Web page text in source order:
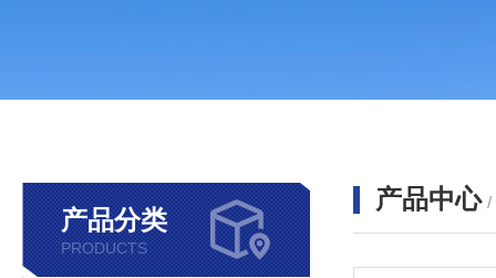
产品分类
PRODUCTS
产品中心 /